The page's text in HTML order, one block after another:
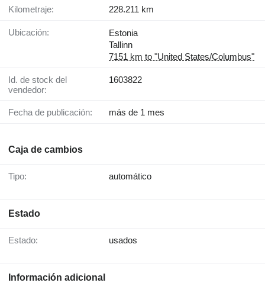
Kilometraje: 228.211 km
Ubicación:
Estonia
Tallinn
7151 km to "United States/Columbus"
Id. de stock del
vendedor:
1603822
Fecha de publicación: más de 1 mes
Caja de cambios
Tipo: automático
Estado
Estado: usados
Información adicional